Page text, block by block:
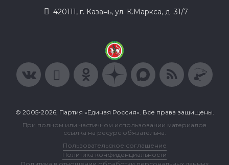
420111, г. Казань, ул. К.Маркса, д. 31/7
© 2005-2026, Партия «Единая Россия». Все права защищены.
При полном или частичном использовании материалов
ссылка на ресурс обязательна.
Пользовательское соглашение
Политика конфиденциальности